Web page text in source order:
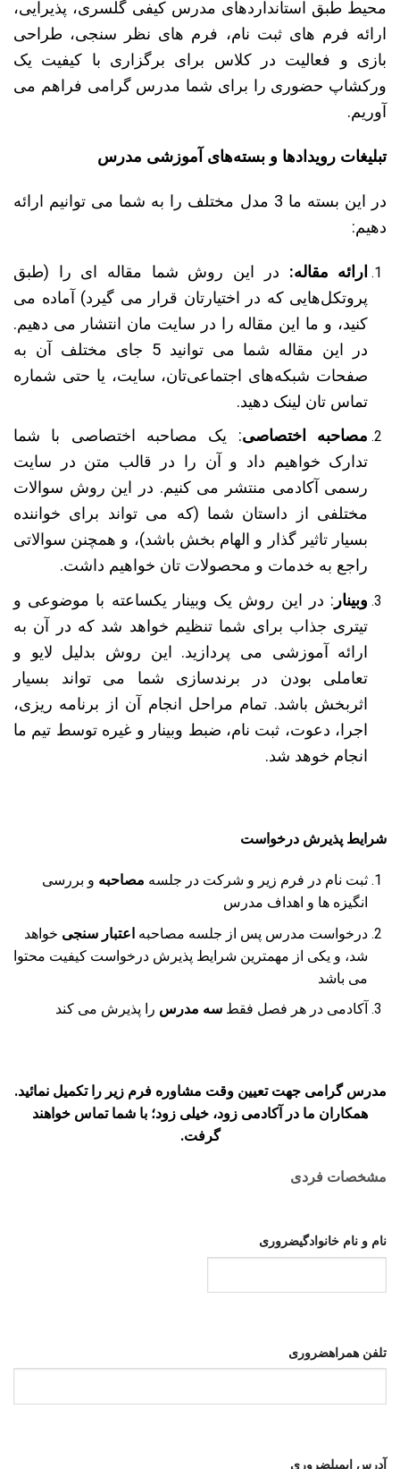
محیط طبق استانداردهای مدرس کیفی گلسری، پذیرایی،
ارائه فرم های ثبت نام، فرم های نظر سنجی، طراحی
بازی و فعالیت در کلاس برای برگزاری با کیفیت یک
ورکشاپ حضوری را برای شما مدرس گرامی فراهم می
آوریم.
تبلیغات رویدادها و بسته‌های آموزشی مدرس
در این بسته ما 3 مدل مختلف را به شما می توانیم ارائه
دهیم:
ارائه مقاله: در این روش شما مقاله ای را (طبق
پروتکل‌هایی که در اختیارتان قرار می گیرد) آماده می
کنید، و ما این مقاله را در سایت مان انتشار می دهیم.
در این مقاله شما می توانید 5 جای مختلف آن به
صفحات شبکه‌های اجتماعی‌تان، سایت‌، یا حتی شماره
تماس تان لینک دهید.
مصاحبه اختصاصی: یک مصاحبه اختصاصی با شما
تدارک خواهیم داد و آن را در قالب متن در سایت
رسمی آکادمی منتشر می کنیم. در این روش سوالات
مختلفی از داستان شما (که می تواند برای خواننده
بسیار تاثیر گذار و الهام بخش باشد)، و همچنن سوالاتی
راجع به خدمات و محصولات تان خواهیم داشت.
وبینار : در این روش یک وبینار یکساعته با موضوعی و
تیتری جذاب برای شما تنظیم خواهد شد که در آن به
ارائه آموزشی می پردازید. این روش بدلیل لایو و
تعاملی بودن در برندسازی شما می تواند بسیار
اثربخش باشد. تمام مراحل انجام آن از برنامه ریزی،
اجرا، دعوت، ثبت نام، ضبط وبینار و غیره توسط تیم ما
انجام خوهد شد.
شرایط پذیرش درخواست
ثبت نام در فرم زیر و شرکت در جلسه مصاحبه و بررسی
انگیزه ها و اهداف مدرس
درخواست مدرس پس از جلسه مصاحبه اعتبار سنجی خواهد
شد، و یکی از مهمترین شرایط پذیرش درخواست کیفیت محتوا
می باشد
آکادمی در هر فصل فقط سه مدرس را پذیرش می کند
مدرس گرامی جهت تعیین وقت مشاوره فرم زیر را تکمیل نمائید.
همکاران ما در آکادمی زود، خیلی زود؛ با شما تماس خواهند
گرفت.
مشخصات فردی
نام و نام خانوادگیضروری
تلفن همراهضروری
آدرس ایمیلضروری